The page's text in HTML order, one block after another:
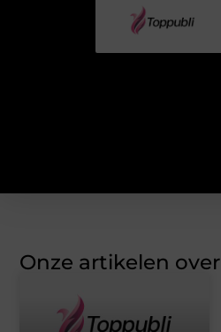
Onze artikelen over